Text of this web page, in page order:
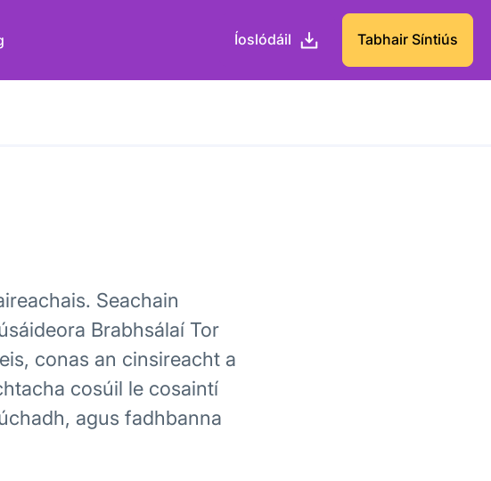
Íoslódáil Tabhair Síntiús
Seachain
Brabhsálaí Tor
conas an cinsireacht a
cosúil le cosaintí
agus fadhbanna